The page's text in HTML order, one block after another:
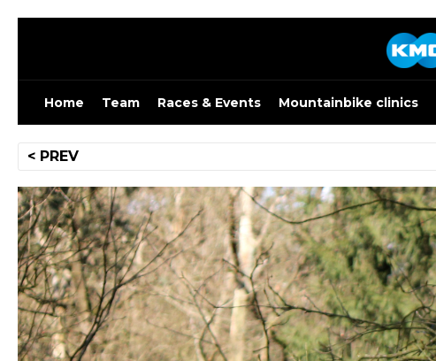
Skip
Home Team Races & Events Mountainbike clinics
Bericht
navigatie
< PREV